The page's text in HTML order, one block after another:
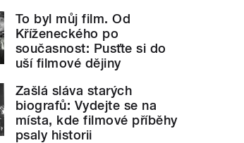
To byl můj film. Od
Kříženeckého po
současnost: Pusťte si do
uší filmové dějiny
Zašlá sláva starých
biografů: Vydejte se na
místa, kde filmové příběhy
psaly historii